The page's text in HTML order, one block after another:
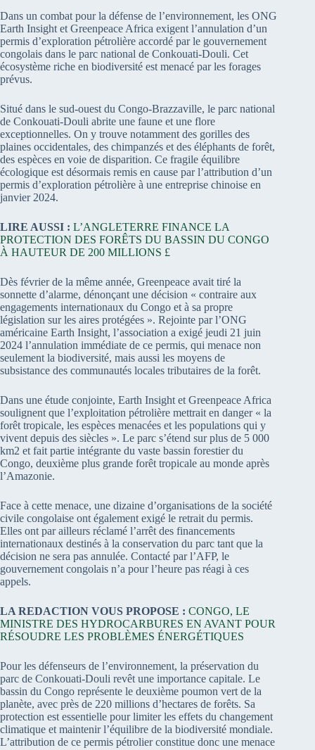
Dans un combat pour la défense de l’environnement, les ONG
Earth Insight et Greenpeace Africa exigent l’annulation d’un
permis d’exploration pétrolière accordé par le gouvernement
congolais dans le parc national de Conkouati-Douli. Cet
écosystème riche en biodiversité est menacé par les forages
prévus.
Situé dans le sud-ouest du Congo-Brazzaville, le parc national
de Conkouati-Douli abrite une faune et une flore
exceptionnelles. On y trouve notamment des gorilles des
plaines occidentales, des chimpanzés et des éléphants de forêt,
des espèces en voie de disparition. Ce fragile équilibre
écologique est désormais remis en cause par l’attribution d’un
permis d’exploration pétrolière à une entreprise chinoise en
janvier 2024.
LIRE AUSSI : L’ANGLETERRE FINANCE LA
PROTECTION DES FORÊTS DU BASSIN DU CONGO
À HAUTEUR DE 200 MILLIONS £
Dès février de la même année, Greenpeace avait tiré la
sonnette d’alarme, dénonçant une décision « contraire aux
engagements internationaux du Congo et à sa propre
législation sur les aires protégées ». Rejointe par l’ONG
américaine Earth Insight, l’association a exigé jeudi 21 juin
2024 l’annulation immédiate de ce permis, qui menace non
seulement la biodiversité, mais aussi les moyens de
subsistance des communautés locales tributaires de la forêt.
Dans une étude conjointe, Earth Insight et Greenpeace Africa
soulignent que l’exploitation pétrolière mettrait en danger « la
forêt tropicale, les espèces menacées et les populations qui y
vivent depuis des siècles ». Le parc s’étend sur plus de 5 000
km2 et fait partie intégrante du vaste bassin forestier du
Congo, deuxième plus grande forêt tropicale au monde après
l’Amazonie.
Face à cette menace, une dizaine d’organisations de la société
civile congolaise ont également exigé le retrait du permis.
Elles ont par ailleurs réclamé l’arrêt des financements
internationaux destinés à la conservation du parc tant que la
décision ne sera pas annulée. Contacté par l’AFP, le
gouvernement congolais n’a pour l’heure pas réagi à ces
appels.
LA REDACTION VOUS PROPOSE : CONGO, LE
MINISTRE DES HYDROCARBURES EN AVANT POUR
RÉSOUDRE LES PROBLÈMES ÉNERGÉTIQUES
Pour les défenseurs de l’environnement, la préservation du
parc de Conkouati-Douli revêt une importance capitale. Le
bassin du Congo représente le deuxième poumon vert de la
planète, avec près de 220 millions d’hectares de forêts. Sa
protection est essentielle pour limiter les effets du changement
climatique et maintenir l’équilibre de la biodiversité mondiale.
L’attribution de ce permis pétrolier constitue donc une menace